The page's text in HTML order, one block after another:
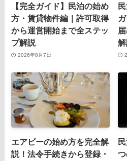
【完全ガイド】民泊の始め
方・賃貸物件編｜許可取得
から運営開始まで全ステッ
プ解説
2026年8月7日
エアビーの始め方を完全解
説！法令手続きから登録・